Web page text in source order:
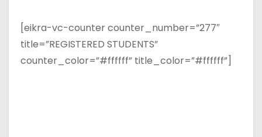
[eikra-vc-counter counter_number=”277″
title=”REGISTERED STUDENTS”
counter_color=”#ffffff” title_color=”#ffffff”]